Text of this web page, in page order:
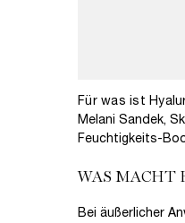
Für was ist
Melani Sandek,
Feuchtigkeits-
WAS MACHT
Bei äußerlicher